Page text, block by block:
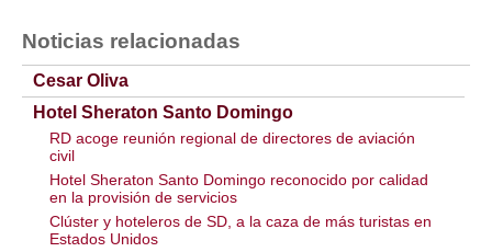
Noticias relacionadas
Cesar Oliva
Hotel Sheraton Santo Domingo
RD acoge reunión regional de directores de aviación
civil
Hotel Sheraton Santo Domingo reconocido por calidad
en la provisión de servicios
Clúster y hoteleros de SD, a la caza de más turistas en
Estados Unidos